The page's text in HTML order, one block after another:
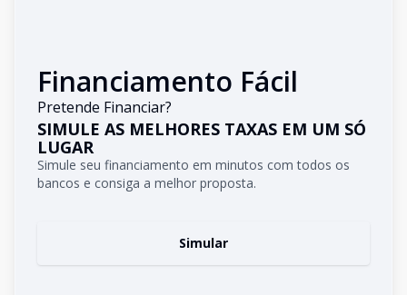
Financiamento Fácil
Pretende Financiar?
SIMULE AS MELHORES TAXAS EM UM SÓ
LUGAR
Simule seu financiamento em minutos com todos os
bancos e consiga a melhor proposta.
Simular